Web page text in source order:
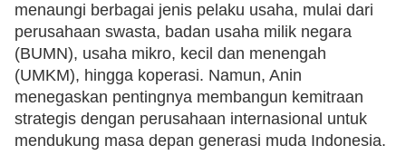
menaungi berbagai jenis pelaku usaha, mulai dari
perusahaan swasta, badan usaha milik negara
(BUMN), usaha mikro, kecil dan menengah
(UMKM), hingga koperasi. Namun, Anin
menegaskan pentingnya membangun kemitraan
strategis dengan perusahaan internasional untuk
mendukung masa depan generasi muda Indonesia.